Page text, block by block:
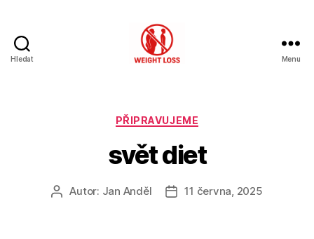
Hledat Menu
Rubriky
PŘIPRAVUJEME
svět diet
AutorAutor: Jan Anděl
Datum
11 června, 2025